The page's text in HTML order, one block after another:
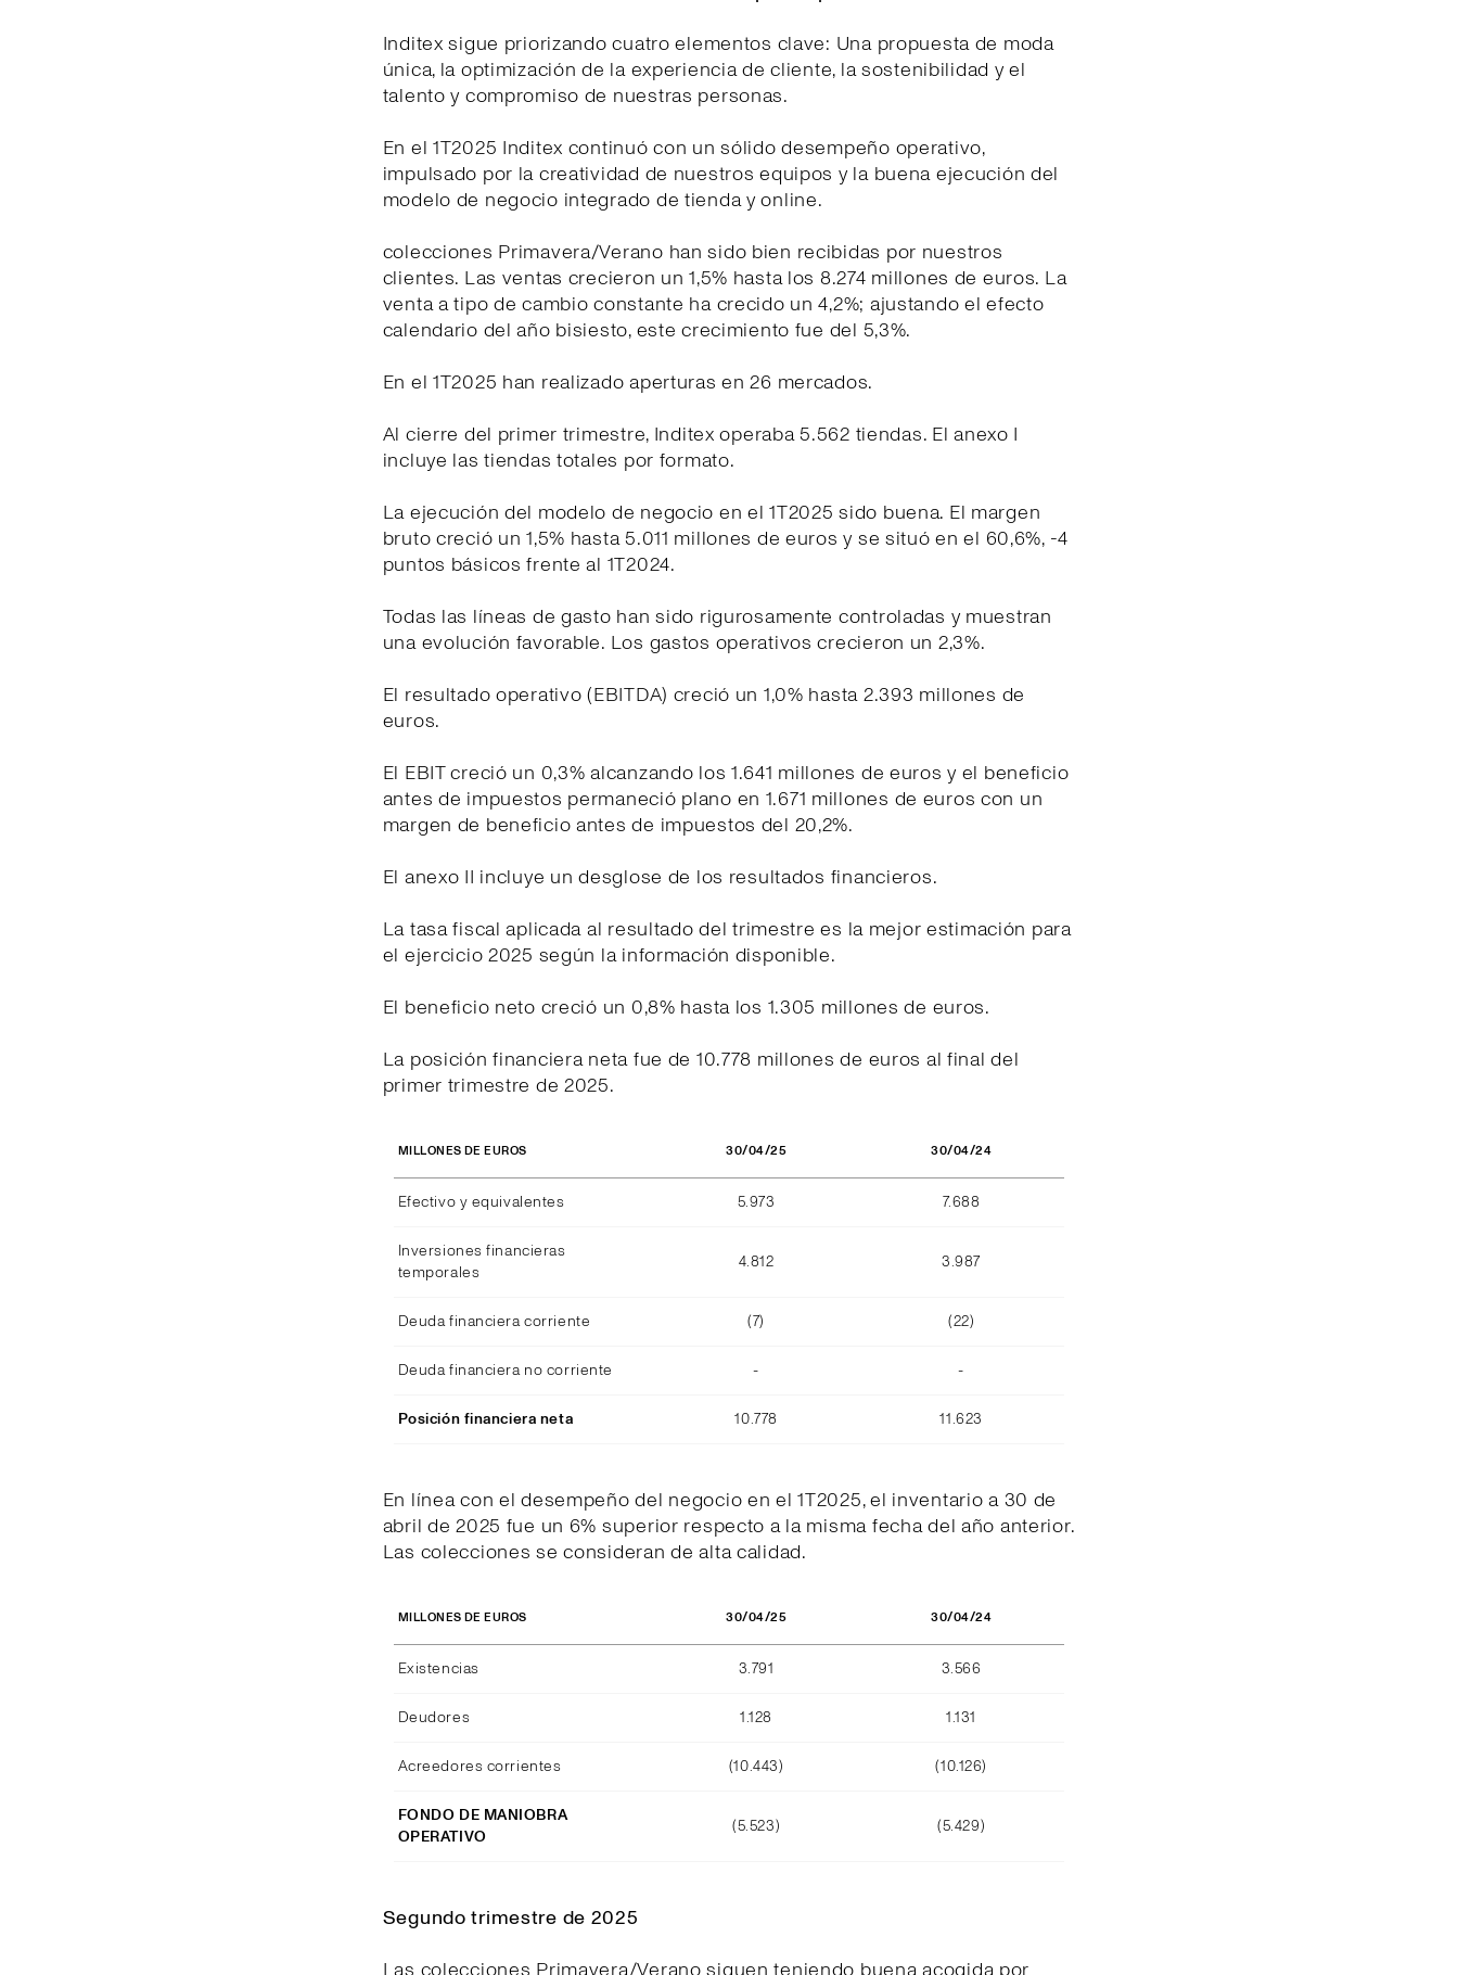
Inditex sigue priorizando cuatro elementos clave: Una propuesta de moda
única, la optimización de la experiencia de cliente, la sostenibilidad y el
talento y compromiso de nuestras personas.
En el 1T2025 Inditex continuó con un sólido desempeño operativo,
impulsado por la creatividad de nuestros equipos y la buena ejecución del
modelo de negocio integrado de tienda y online.
colecciones Primavera/Verano han sido bien recibidas por nuestros
clientes. Las ventas crecieron un 1,5% hasta los 8.274 millones de euros. La
venta a tipo de cambio constante ha crecido un 4,2%; ajustando el efecto
calendario del año bisiesto, este crecimiento fue del 5,3%.
En el 1T2025 han realizado aperturas en 26 mercados.
Al cierre del primer trimestre, Inditex operaba 5.562 tiendas. El anexo I
incluye las tiendas totales por formato.
La ejecución del modelo de negocio en el 1T2025 sido buena. El margen
bruto creció un 1,5% hasta 5.011 millones de euros y se situó en el 60,6%, -4
puntos básicos frente al 1T2024.
Todas las líneas de gasto han sido rigurosamente controladas y muestran
una evolución favorable. Los gastos operativos crecieron un 2,3%.
El resultado operativo (EBITDA) creció un 1,0% hasta 2.393 millones de
euros.
El EBIT creció un 0,3% alcanzando los 1.641 millones de euros y el beneficio
antes de impuestos permaneció plano en 1.671 millones de euros con un
margen de beneficio antes de impuestos del 20,2%.
El anexo II incluye un desglose de los resultados financieros.
La tasa fiscal aplicada al resultado del trimestre es la mejor estimación para
el ejercicio 2025 según la información disponible.
El beneficio neto creció un 0,8% hasta los 1.305 millones de euros.
La posición financiera neta fue de 10.778 millones de euros al final del
primer trimestre de 2025.
MILLONES DE EUROS 30/04/25 30/04/24
Efectivo y equivalentes 5.973 7.688
Inversiones financieras
temporales
4.812 3.987
Deuda financiera corriente (7) (22)
Deuda financiera no corriente - -
Posición financiera neta 10.778 11.623
En línea con el desempeño del negocio en el 1T2025, el inventario a 30 de
abril de 2025 fue un 6% superior respecto a la misma fecha del año anterior.
Las colecciones se consideran de alta calidad.
MILLONES DE EUROS 30/04/25 30/04/24
Existencias 3.791 3.566
Deudores 1.128 1.131
Acreedores corrientes (10.443) (10.126)
FONDO DE MANIOBRA
OPERATIVO
(5.523) (5.429)
Segundo trimestre de 2025